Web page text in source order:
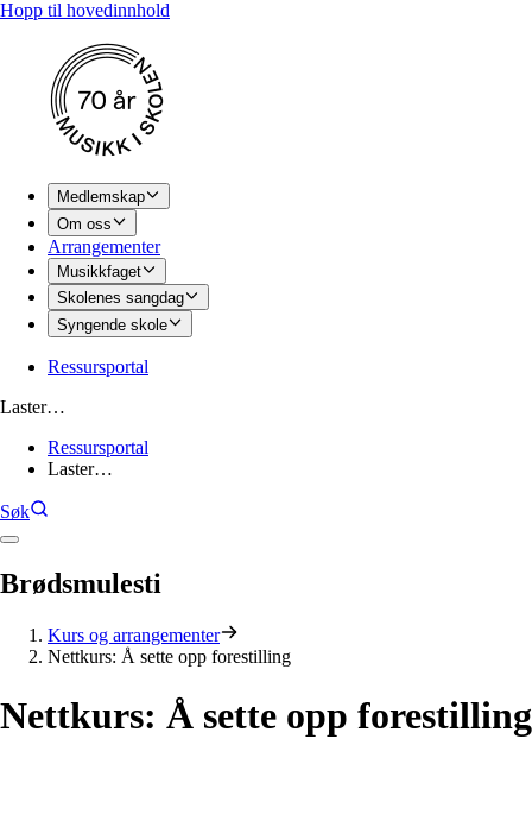
Hopp til hovedinnhold
Medlemskap
Om oss
Arrangementer
Musikkfaget
Skolenes sangdag
Syngende skole
Ressursportal
Laster…
Ressursportal
Laster…
Søk
Brødsmulesti
Kurs og arrangementer
Nettkurs: Å sette opp forestilling
Nettkurs: Å sette opp forestilling